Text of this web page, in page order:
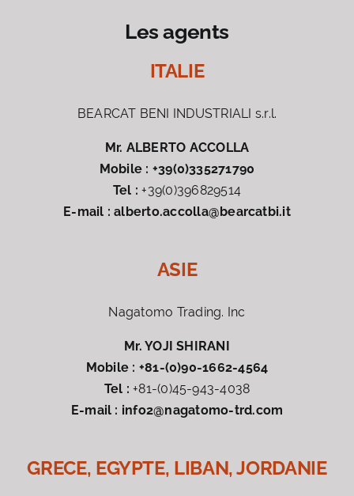
Les agents
ITALIE
BEARCAT BENI INDUSTRIALI s.r.l.
Mr. ALBERTO ACCOLLA
Mobile : +39(0)335271790
Tel :+39(0)396829514
E-mail : alberto.accolla@bearcatbi.it
ASIE
Nagatomo Trading. Inc
Mr. YOJI SHIRANI
Mobile : +81-(0)90-1662-4564
Tel :+81-(0)45-943-4038
E-mail : info2@nagatomo-trd.com
GRECE, EGYPTE, LIBAN, JORDANIE